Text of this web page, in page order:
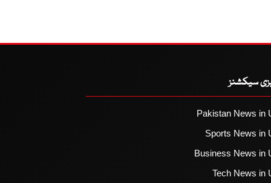
سیکشنز
Pakistan News in
Sports News in
Business News in
Tech News in